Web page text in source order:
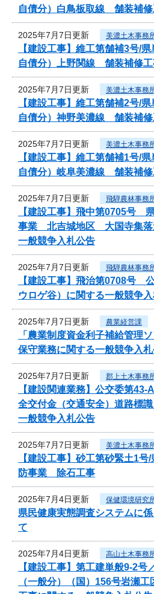
自債分）白鳥板取線 舗装補修
2025年7月7日更新 美濃土木事務
【建設工事】維工第舗補3号/
自債分）上野関線 舗装補修
2025年7月7日更新 美濃土木事務
【建設工事】維工第舗補2号/
自債分）神野美濃線 舗装補修
2025年7月7日更新 美濃土木事務
【建設工事】維工第舗補1号/
自債分）岐阜美濃線 舗装補修
2025年7月7日更新 飛騨農林事務
【建設工事】飛中第0705号
事業 北吉城地区 大国寺集落
一般競争入札公告
2025年7月7日更新 飛騨農林事務
【建設工事】飛治第0708号
ウロゲ谷）に関する一般競争
2025年7月7日更新 農業経営課
「農業制度資金利子補給管理
保守業務に関する一般競争入
2025年7月7日更新 郡上土木事務
【建設関連業務】公交委第43-
全交付金（交通安全）道路標
一般競争入札公告
2025年7月7日更新 美濃土木事務
【建設工事】砂工第砂緊土1
防事業 除石工事
2025年7月4日更新 保健環境研究
県民健康実態調査システムに
て
2025年7月4日更新 高山土木事務
【建設工事】第工建単般9-2
（一般分）（国）156号岩瀬工